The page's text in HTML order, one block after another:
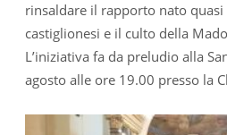
rinsaldare il rapporto nato quasi
castiglionesi e il culto della
L’iniziativa fa da preludio alla
agosto alle ore 19.00 presso la